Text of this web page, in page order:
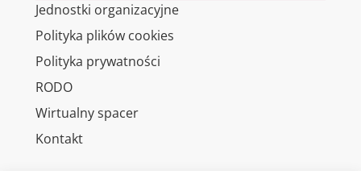
Jednostki organizacyjne
Polityka plików cookies
Polityka prywatności
RODO
Wirtualny spacer
Kontakt